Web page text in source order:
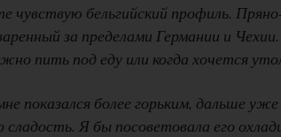
чувствую бельгийский профиль.
за пределами Германии и
пить под еду или когда хочется
показался более горьким, дальше
Я бы посоветовала его